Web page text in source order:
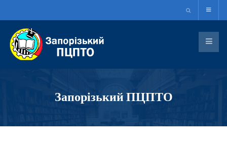
Запорізький ПЦПТО